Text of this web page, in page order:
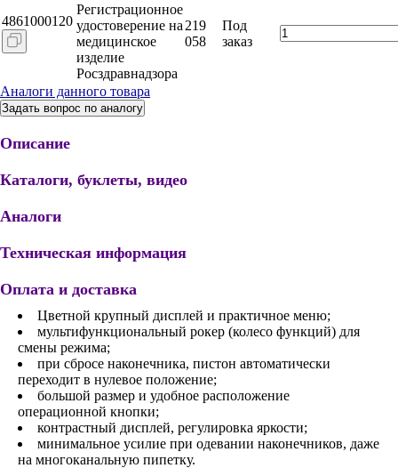
4861000120
Регистрационное
удостоверение на
медицинское
изделие
Росздравнадзора
219
058
Под
заказ
Аналоги данного товара
Задать вопрос по аналогу
Описание
Каталоги, буклеты, видео
Аналоги
Техническая информация
Оплата и доставка
Цветной крупный дисплей и практичное меню;
мультифункциональный рокер (колесо функций) для
смены режима;
при сбросе наконечника, пистон автоматически
переходит в нулевое положение;
большой размер и удобное расположение
операционной кнопки;
контрастный дисплей, регулировка яркости;
минимальное усилие при одевании наконечников, даже
на многоканальную пипетку.